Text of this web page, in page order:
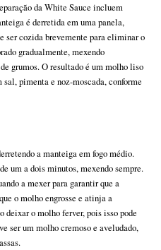
da White Sauce incluem
é derretida em uma panela,
ser cozida brevemente para eliminar o
gradualmente, mexendo
grumos. O resultado é um molho liso
sal, pimenta e noz-moscada, conforme
a manteiga em fogo médio.
um a dois minutos, mexendo sempre.
a mexer para garantir que a
o molho engrosse e atinja a
deixar o molho ferver, pois isso pode
ser um molho cremoso e aveludado,